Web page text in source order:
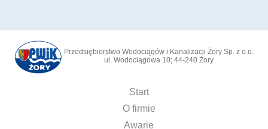
Przedsiębiorstwo Wodociągów i Kanalizacji Żory Sp. z o.o.
ul. Wodociągowa 10; 44-240 Żory
Start
O firmie
Awarie